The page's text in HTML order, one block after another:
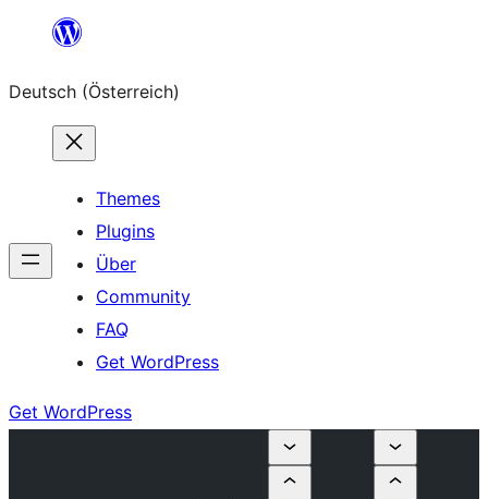
springen
Deutsch (Österreich)
Themes
Plugins
Über
Community
FAQ
Get WordPress
Get WordPress